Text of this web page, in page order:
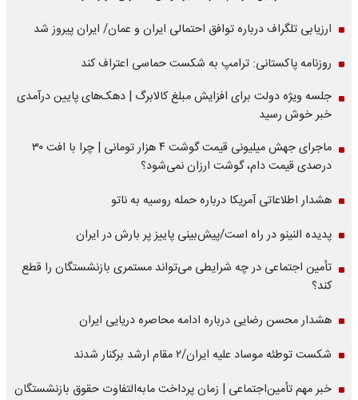
ارزیابی تلگراف درباره توافق احتمالی ایران و عمان/ ایران پیروز شد
روزنامه پاکستانی: ترامپ به شکست حماسی اعتراف کند
جلسه ویژه دولت برای افزایش مبلغ کالابرگ | دهک‌های پایین درآمدی
خبر خوش رسید
ماجرای جهش میلیونی قیمت گوشت ۴ هزار تومانی | چرا با افت ۳۰
درصدی قیمت دام، گوشت ارزان نمی‌شود؟
هشدار اطلاعاتی آمریکا درباره حمله روسیه به ناتو
پدیده النینو در راه است/پیش‌بینی پاییز پر بارش در ایران
تأمین اجتماعی در چه شرایطی می‌تواند مستمری بازنشستگان را قطع
کند؟
هشدار محسن رضایی درباره ادامه محاصره دریایی ایران
شکست توطئه موساد علیه ایران/۲ مقام‌ ارشد برکنار شدند
خبر مهم تأمین‌اجتماعی | زمان پرداخت مابه‌التفاوت حقوق بازنشستگان